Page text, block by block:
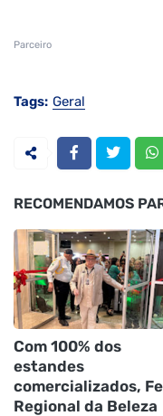
Parceiro
Tags: Geral
RECOMENDAMOS
Com 100% dos
estandes
comercializados,
Regional da Beleza